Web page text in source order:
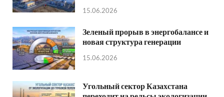
15.06.2026
Зеленый прорыв в энергобалансе и
новая структура генерации
15.06.2026
Угольный сектор Казахстана